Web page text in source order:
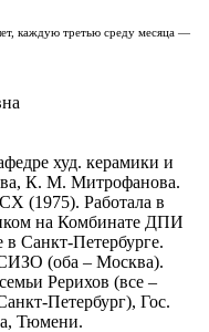
каждую третью среду месяца —
худ. керамики и
К. М. Митрофанова.
(1975). Работала в
на Комбинате ДПИ
Санкт-Петербурге.
(оба – Москва).
Рерихов (все –
Петербург), Гос.
Тюмени.